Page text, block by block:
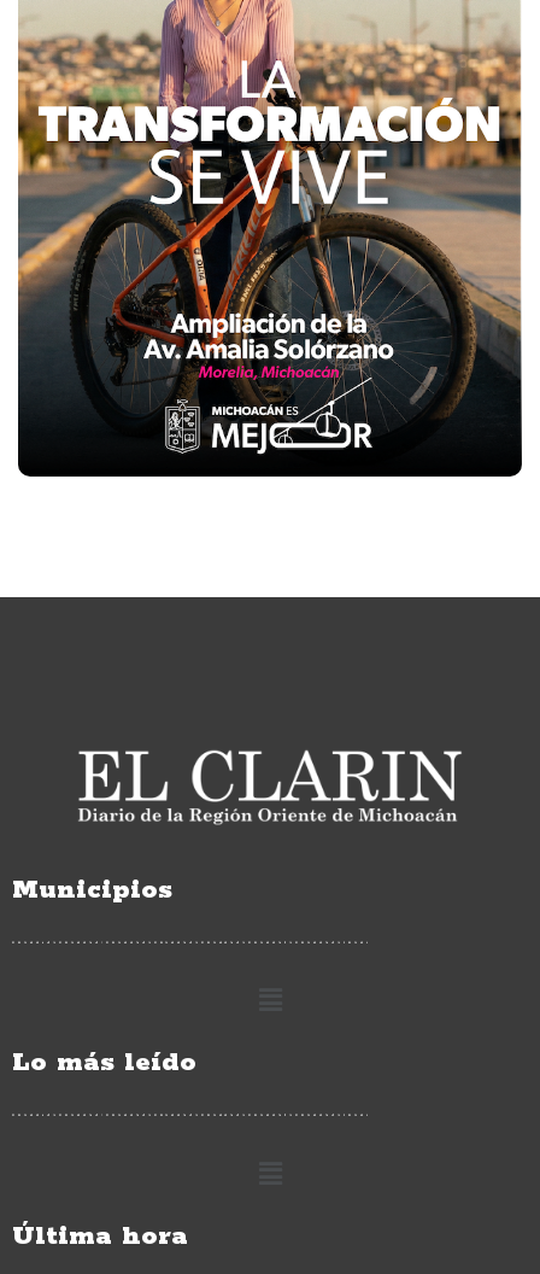
Municipios
Lo más leído
Última hora